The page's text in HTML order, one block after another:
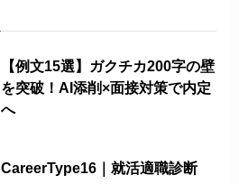
【例文15選】ガクチカ200字の壁
を突破！AI添削×面接対策で内定
へ
CareerType16｜就活適職診断